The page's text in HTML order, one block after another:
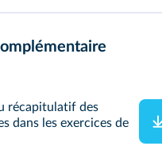
récapitulatif des
dans les exercices de